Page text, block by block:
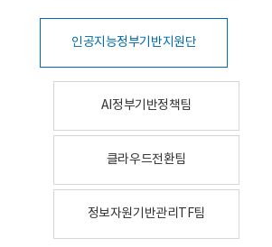
인공지능정부기반지원단
AI정부기반정책팀
클라우드전환팀
정보자원기반관리TF팀